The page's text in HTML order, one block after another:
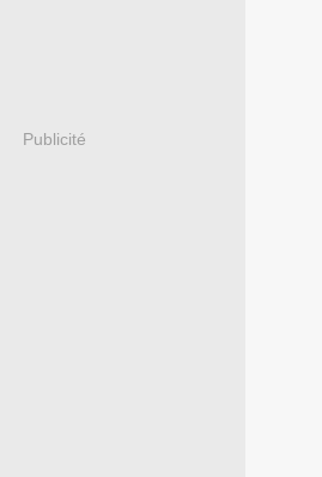
Publicité